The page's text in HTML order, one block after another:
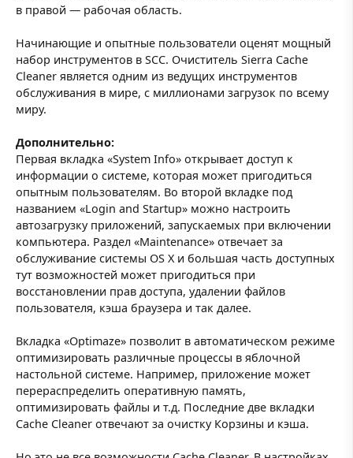
в правой — рабочая область.
Начинающие и опытные пользователи оценят мощный
набор инструментов в SCC. Очиститель Sierra Cache
Cleaner является одним из ведущих инструментов
обслуживания в мире, с миллионами загрузок по всему
миру.
Дополнительно:
Первая вкладка «System Info» открывает доступ к
информации о системе, которая может пригодиться
опытным пользователям. Во второй вкладке под
названием «Login and Startup» можно настроить
автозагрузку приложений, запускаемых при включении
компьютера. Раздел «Maintenance» отвечает за
обслуживание системы OS X и большая часть доступных
тут возможностей может пригодиться при
восстановлении прав доступа, удалении файлов
пользователя, кэша браузера и так далее.
Вкладка «Optimaze» позволит в автоматическом режиме
оптимизировать различные процессы в яблочной
настольной системе. Например, приложение может
перераспределить оперативную память,
оптимизировать файлы и т.д. Последние две вкладки
Cache Cleaner отвечают за очистку Корзины и кэша.